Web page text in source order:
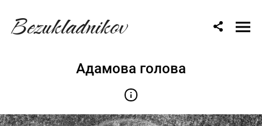
Bezukladnikov
Адамова голова